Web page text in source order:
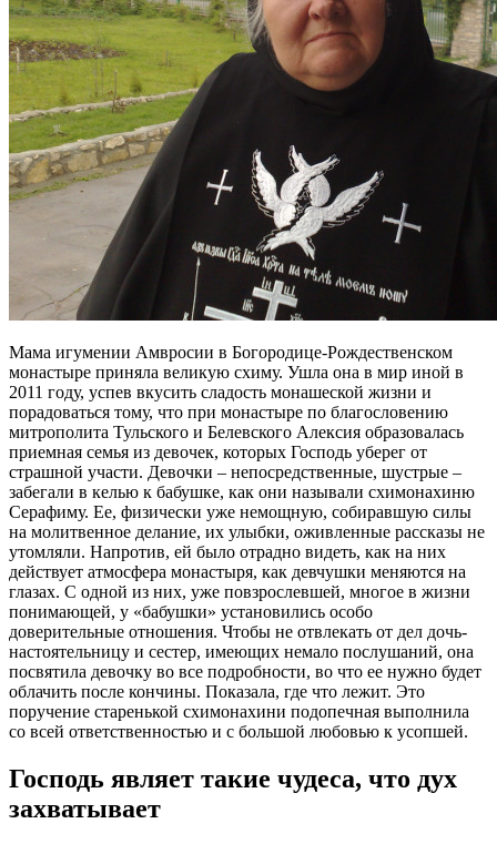
Мама игумении Амвросии в Богородице-Рождественском
монастыре приняла великую схиму. Ушла она в мир иной в
2011 году, успев вкусить сладость монашеской жизни и
порадоваться тому, что при монастыре по благословению
митрополита Тульского и Белевского Алексия образовалась
приемная семья из девочек, которых Господь уберег от
страшной участи. Девочки – непосредственные, шустрые –
забегали в келью к бабушке, как они называли схимонахиню
Серафиму. Ее, физически уже немощную, собиравшую силы
на молитвенное делание, их улыбки, оживленные рассказы не
утомляли. Напротив, ей было отрадно видеть, как на них
действует атмосфера монастыря, как девчушки меняются на
глазах. С одной из них, уже повзрослевшей, многое в жизни
понимающей, у «бабушки» установились особо
доверительные отношения. Чтобы не отвлекать от дел дочь-
настоятельницу и сестер, имеющих немало послушаний, она
посвятила девочку во все подробности, во что ее нужно будет
облачить после кончины. Показала, где что лежит. Это
поручение старенькой схимонахини подопечная выполнила
со всей ответственностью и с большой любовью к усопшей.
Господь являет такие чудеса, что дух
захватывает